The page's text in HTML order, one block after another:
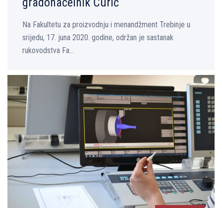
Na Fakultetu za proizvodnju i menandžment Trebinje u
srijedu, 17. juna 2020. godine, održan je sastanak
rukovodstva Fa...